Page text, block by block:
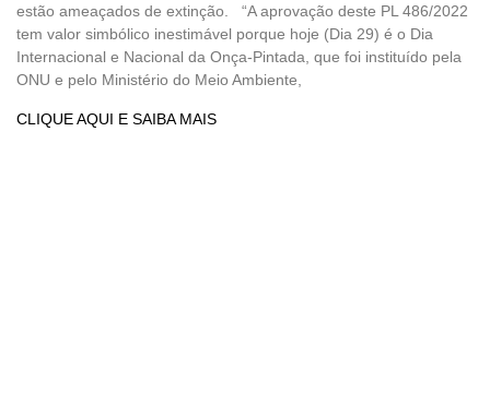
estão ameaçados de extinção. “A aprovação deste PL 486/2022
tem valor simbólico inestimável porque hoje (Dia 29) é o Dia
Internacional e Nacional da Onça-Pintada, que foi instituído pela
ONU e pelo Ministério do Meio Ambiente,
CLIQUE AQUI E SAIBA MAIS